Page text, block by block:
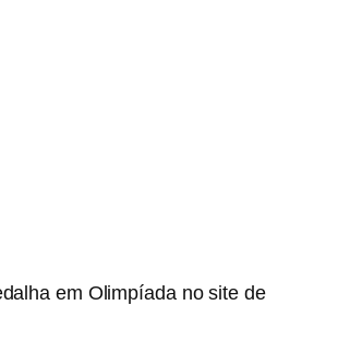
em Olimpíada no site de